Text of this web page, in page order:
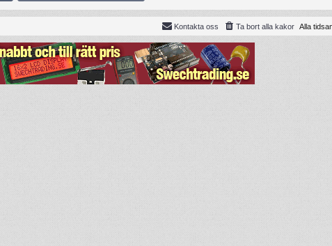
Alla
Ta bort alla kakor
Kontakta oss